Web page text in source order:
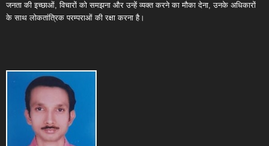
जनता की इच्छाओं, विचारों को समझना और उन्हें व्यक्त करने का मौका देना, उनके अधिकारों
के साथ लोकतांत्रिक परम्पराओं की रक्षा करना है।